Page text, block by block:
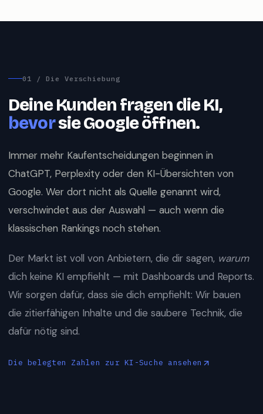
Deine Kunden fragen die KI,
bevor sie Google öffnen.
Immer mehr Kaufentscheidungen beginnen in
ChatGPT, Perplexity oder den KI-Übersichten von
Google. Wer dort nicht als Quelle genannt wird,
klassischen Rankings noch stehen.
Der Markt ist voll von Anbietern, die dir sagen,
dich keine KI empfiehlt — mit Dashboards und Reports.
Wir sorgen dafür, dass sie dich empfiehlt: Wir bauen
die zitierfähigen Inhalte und die saubere Technik, die
dafür nötig sind.